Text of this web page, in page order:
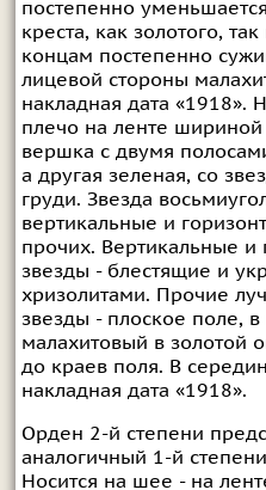
постепенно
креста, как золотого,
концам постепенно
лицевой стороны
накладная дата «1918».
плечо на ленте шириной
вершка с двумя
а другая зеленая, со
груди. Звезда
вертикальные и
прочих. Вертикальные и
звезды - блестящие и
хризолитами. Прочие
звезды - плоское поле,
малахитовый в золотой
до краев поля. В
накладная дата «1918».
Орден 2-й степени
аналогичный 1-й
Носится на шее - на